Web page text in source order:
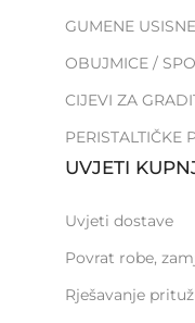
GUMENE
OBUJMICE /
CIJEVI ZA
PERISTALTIČKE
UVJETI
Uvjeti dostave
Povrat robe,
Rješavanje